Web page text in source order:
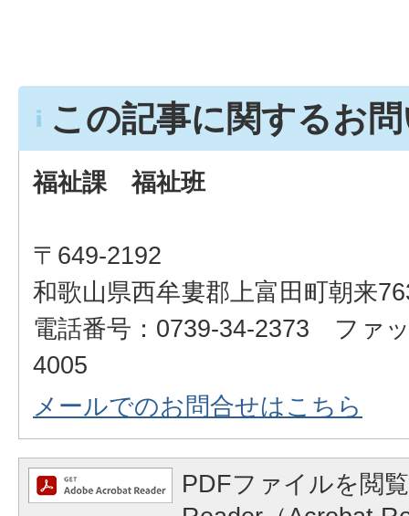
この記事に関するお
福祉課 福祉班
〒649-2192
和歌山県西牟婁郡上富田町朝来
電話番号：0739-34-2373 ファ
4005
メールでのお問合せはこちら
PDFファイルを閲